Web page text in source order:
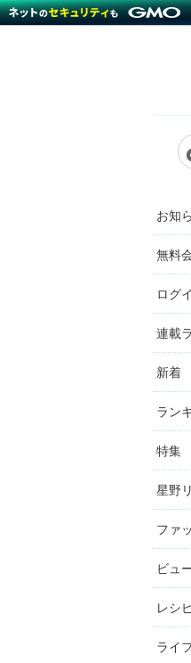
お知
無料
ログ
連載
新着
ラン
特集
星野
ファ
ビュ
レシ
ライ